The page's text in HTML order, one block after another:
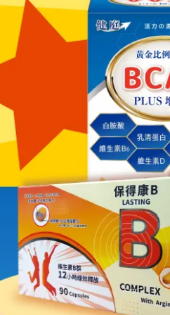
緩自如
激動的節奏
女棒
位都
CiCi吸吸喵掌 健康吸吮按
左右
膠/PMMA
分貝